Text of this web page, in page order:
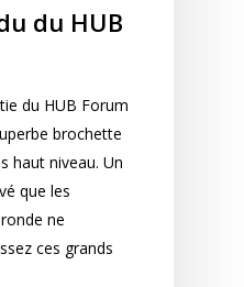
du HUB
du HUB Forum
brochette
haut niveau. Un
que les
ne
ces grands